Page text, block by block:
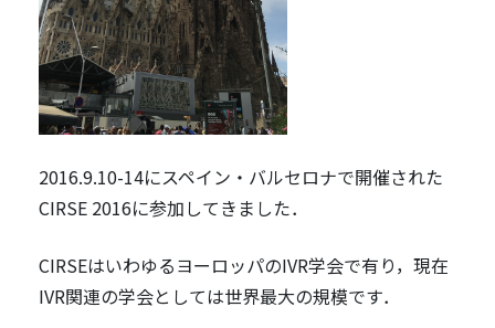
2016.9.10-14にスペイン・バルセロナで開催された
CIRSE 2016に参加してきました．
CIRSEはいわゆるヨーロッパのIVR学会で有り，現在
IVR関連の学会としては世界最大の規模です．